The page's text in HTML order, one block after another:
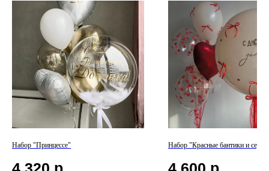
Набор "Принцессе" Набор "Красные бантики и